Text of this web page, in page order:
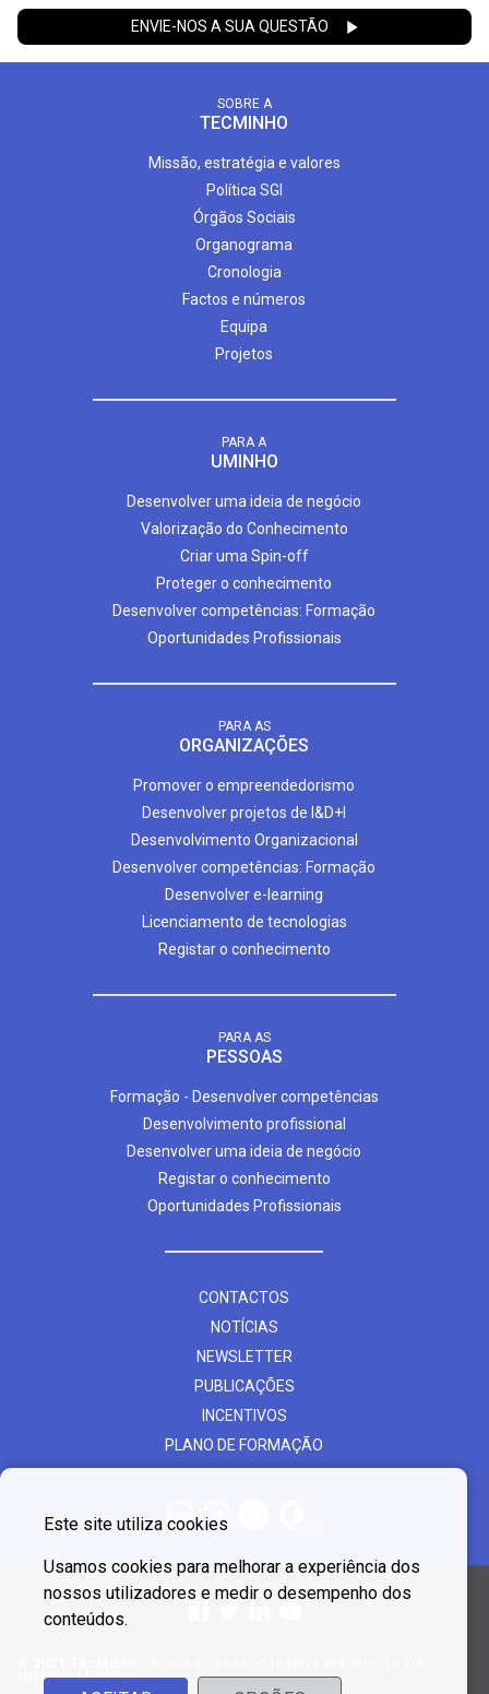
ENVIE-NOS A SUA QUESTÃO
SOBRE A
TECMINHO
Missão, estratégia e valores
Política SGI
Órgãos Sociais
Organograma
Cronologia
Factos e números
Equipa
Projetos
PARA A
UMINHO
Desenvolver uma ideia de negócio
Valorização do Conhecimento
Criar uma Spin-off
Proteger o conhecimento
Desenvolver competências: Formação
Oportunidades Profissionais
PARA AS
ORGANIZAÇÕES
Promover o empreendedorismo
Desenvolver projetos de I&D+I
Desenvolvimento Organizacional
Desenvolver competências: Formação
Desenvolver e-learning
Licenciamento de tecnologias
Registar o conhecimento
PARA AS
PESSOAS
Formação - Desenvolver competências
Desenvolvimento profissional
Desenvolver uma ideia de negócio
Registar o conhecimento
Oportunidades Profissionais
CONTACTOS
NOTÍCIAS
NEWSLETTER
PUBLICAÇÕES
INCENTIVOS
PLANO DE FORMAÇÃO
Michelle Monteiro
Este site utiliza cookies
Usamos cookies para melhorar a experiência dos
nossos utilizadores e medir o desempenho dos
conteúdos.